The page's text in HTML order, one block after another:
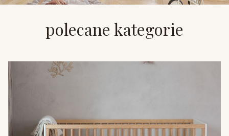
polecane kategorie